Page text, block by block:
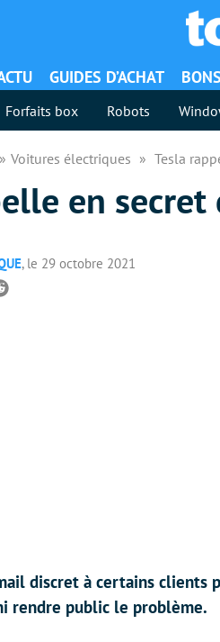
GUIDES D’ACHAT
Forfaits box Robots
Voitures électriques Tesla
en
, le 29 octobre 2021
discret à certains clients
rendre public le problème.